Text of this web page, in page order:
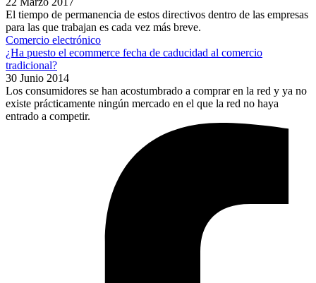
El tiempo de permanencia de estos directivos dentro de las empresas
para las que trabajan es cada vez más breve.
Comercio electrónico
¿Ha puesto el ecommerce fecha de caducidad al comercio
tradicional?
30 Junio 2014
Los consumidores se han acostumbrado a comprar en la red y ya no
existe prácticamente ningún mercado en el que la red no haya
entrado a competir.